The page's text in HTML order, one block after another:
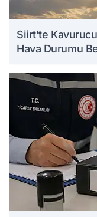
Siirt’te
Hava Durumu